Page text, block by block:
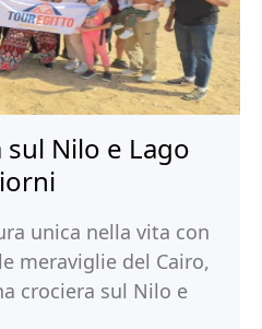
sul Nilo e Lago
unica nella vita con
meraviglie del Cairo,
crociera sul Nilo e